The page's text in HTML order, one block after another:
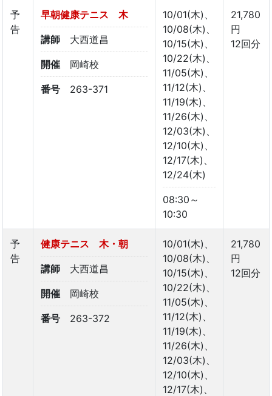
予
告
早朝健康テニス 木
講師 大西道昌
開催 岡崎校
番号 263-371
10/01(木)、
10/08(木)、
10/15(木)、
10/22(木)、
11/05(木)、
11/12(木)、
11/19(木)、
11/26(木)、
12/03(木)、
12/10(木)、
12/17(木)、
12/24(木)
08:30～
10:30
21,780
円
12回分
予
告
健康テニス 木・朝
講師 大西道昌
開催 岡崎校
番号 263-372
10/01(木)、
10/08(木)、
10/15(木)、
10/22(木)、
11/05(木)、
11/12(木)、
11/19(木)、
11/26(木)、
12/03(木)、
12/10(木)、
12/17(木)、
21,780
円
12回分